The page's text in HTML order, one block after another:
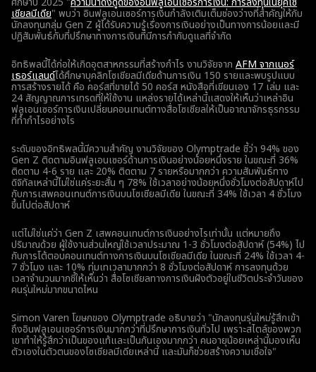
เชียลมีเดีย" พบว่า อินฟลูเอนเซอร์การเงินกำลังเติมเต็มช่องว่างที่สำคัญให้กับ
นักลงทุนกลุ่ม Gen Z ผู้ได้รับความรู้เรื่องการเงินอย่างเป็นทางการน้อยและมี
ปฏิสัมพันธ์กับที่ปรึกษาทางการเงินที่มีการกำกับดูแลที่จำกัด
อิทธิพลนี้ได้ก่อให้เกิดอุตสาหกรรมที่สร้างกำไร งานวิจัยจาก AFM จากเนอร์
เธอร์แลนด์ได้ศึกษาบุคลิกโซเชียลมีเดียด้านการเงิน 150 รายและพบรูปแบบ
การสร้างรายได้ คือ คอร์สที่ขายได้ 50 คอร์ส หนังสือที่เขียนเอง 17 เล่ม และ
24 สัญญาณการเทรดที่ให้ใช้งาน แหล่งรายได้เหล่านี้แสดงให้เห็นว่าเหล่าอิน
ฟลูเอนเซอร์การเงินเปลี่ยนคอนเทนต์ทางสื่อโซเชียลให้เป็นอาณาจักรธุรกรรม
ที่ทำกำไรอย่างไร
ระดับของอิทธิพลนี้มีความสำคัญ งานวิจัยของ Olymptrade ชี้ว่า 94% ของ
Gen Z ติดตามอินฟลูเอนเซอร์ด้านการเงินอย่างน้อยหนึ่งราย ในขณะที่ 36%
ติดตาม 4-6 ราย และ 20% ติดตาม 7 รายหรือมากกว่า ความสัมพันธ์ทาง
ดิจิทัลเหล่านี้ไม่ใช่แค่ระยะสั้น ๆ 78% ใช้เวลาอย่างน้อยหนึ่งชั่วโมงต่อสัปดาห์ไป
กับการเสพคอนเทนต์การเงินบนโซเชียลมีเดีย ในขณะที่ 34% ใช้เวลา 4 ชั่วโมง
ขึ้นไปต่อสัปดาห์
แต่ไม่ใช่แค่ว่า Gen Z เสพคอนเทนต์การเงินอย่างไรเท่านั้น แต่หมายถึง
ปริมาณด้วย ผู้ใช้งานส่วนใหญ่ใช้เวลาประมาณ 1-3 ชั่วโมงต่อสัปดาห์ (54%) ไป
กับการโต้ตอบคอนเทนต์ทางการเงินบนโซเชียลมีเดีย ในขณะที่ 24% ใช้เวลา 4-
7 ชั่วโมง และ 10% ทุ่มเทเวลามากกว่า 8 ชั่วโมงต่อสัปดาห์ การลงทุนด้วย
เวลาจำนวนมากชี้ให้เห็นว่า สื่อโซเชียลทางการเงินฝังตัวอยู่ในชีวิตประจำวันของ
คนรุ่นใหม่มากขนาดไหน
Simon Varen โฆษกของ Olymptrade อธิบายว่า "นักลงทุนรุ่นใหม่รู้สึกเข้า
ถึงอินฟลูเอนเซอร์การเงินมากกว่าที่ปรึกษาการเงินทั่วไป เพราะสไตล์ของพวก
เขาทำให้รู้สึกว่าเป็นของแท้และเป็นกันเองมากกว่า คนอายุน้อยเหล่านี้มองเห็น
ตัวเองในตัวตนของโซเชียลมีเดียเหล่านี้ และมันก็ช่วยสร้างความเชื่อใจ"